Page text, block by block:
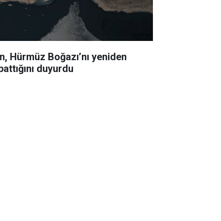
Hürmüz Boğazı’nı yeniden
duyurdu